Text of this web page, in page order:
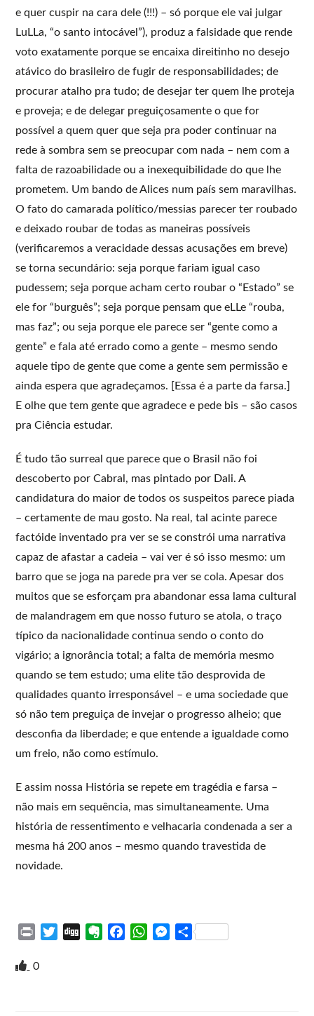
e quer cuspir na cara dele (!!!) – só porque ele vai julgar
LuLLa, “o santo intocável”), produz a falsidade que rende
voto exatamente porque se encaixa direitinho no desejo
atávico do brasileiro de fugir de responsabilidades; de
procurar atalho pra tudo; de desejar ter quem lhe proteja
e proveja; e de delegar preguiçosamente o que for
possível a quem quer que seja pra poder continuar na
rede à sombra sem se preocupar com nada – nem com a
falta de razoabilidade ou a inexequibilidade do que lhe
prometem. Um bando de Alices num país sem maravilhas.
O fato do camarada político/messias parecer ter roubado
e deixado roubar de todas as maneiras possíveis
(verificaremos a veracidade dessas acusações em breve)
se torna secundário: seja porque fariam igual caso
pudessem; seja porque acham certo roubar o “Estado” se
ele for “burguês”; seja porque pensam que eLLe “rouba,
mas faz”; ou seja porque ele parece ser “gente como a
gente” e fala até errado como a gente – mesmo sendo
aquele tipo de gente que come a gente sem permissão e
ainda espera que agradeçamos. [Essa é a parte da farsa.]
E olhe que tem gente que agradece e pede bis – são casos
pra Ciência estudar.
É tudo tão surreal que parece que o Brasil não foi
descoberto por Cabral, mas pintado por Dali. A
candidatura do maior de todos os suspeitos parece piada
– certamente de mau gosto. Na real, tal acinte parece
factóide inventado pra ver se se constrói uma narrativa
capaz de afastar a cadeia – vai ver é só isso mesmo: um
barro que se joga na parede pra ver se cola. Apesar dos
muitos que se esforçam pra abandonar essa lama cultural
de malandragem em que nosso futuro se atola, o traço
típico da nacionalidade continua sendo o conto do
vigário; a ignorância total; a falta de memória mesmo
quando se tem estudo; uma elite tão desprovida de
qualidades quanto irresponsável – e uma sociedade que
só não tem preguiça de invejar o progresso alheio; que
desconfia da liberdade; e que entende a igualdade como
um freio, não como estímulo.
E assim nossa História se repete em tragédia e farsa –
não mais em sequência, mas simultaneamente. Uma
história de ressentimento e velhacaria condenada a ser a
mesma há 200 anos – mesmo quando travestida de
novidade.
i
D
W
M
S
0